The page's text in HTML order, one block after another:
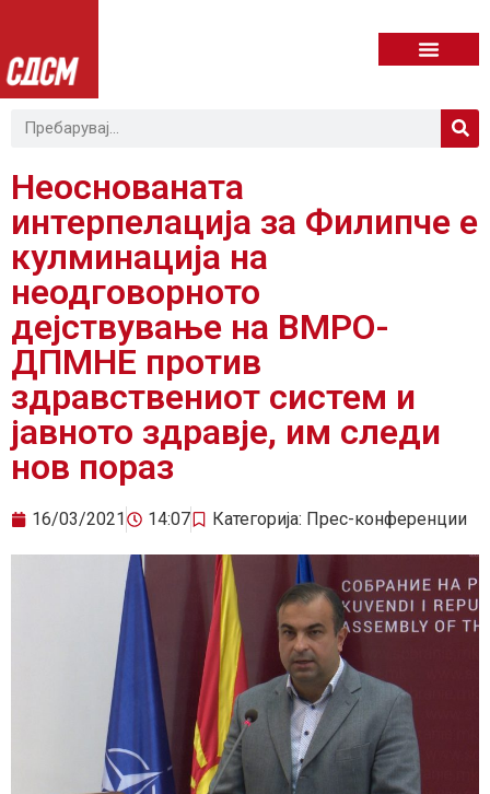
Неоснованата
интерпелација за Филипче е
кулминација на
неодговорното
дејствување на ВМРО-
ДПМНЕ против
здравствениот систем и
јавното здравје, им следи
нов пораз
16/03/2021 14:07 Категорија: Прес-конференции